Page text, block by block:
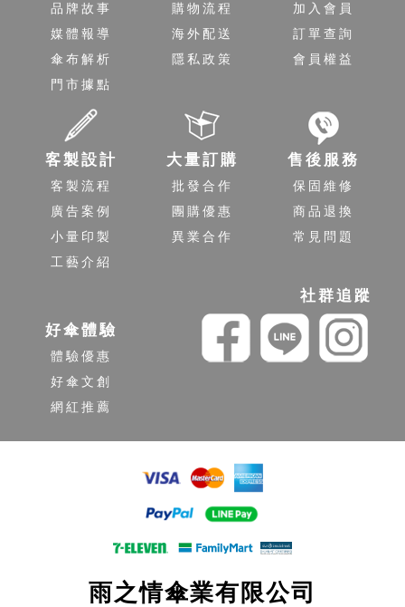
品牌故事
媒體報導
傘布解析
門市據點
購物流程
海外配送
隱私政策
加入會員
訂單查詢
會員權益
客製設計
客製流程
廣告案例
小量印製
工藝介紹
大量訂購
批發合作
團購優惠
異業合作
售後服務
保固維修
商品退換
常見問題
好傘體驗
體驗優惠
好傘文創
網紅推薦
社群追蹤
雨之情傘業有限公司